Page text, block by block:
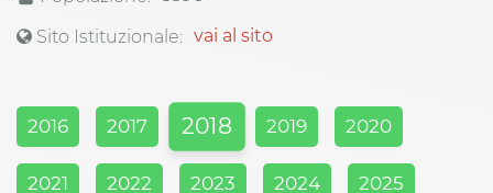
Sito Istituzionale: vai al sito
2016 2017 2018 2019 2020
2021 2022 2023 2024 2025